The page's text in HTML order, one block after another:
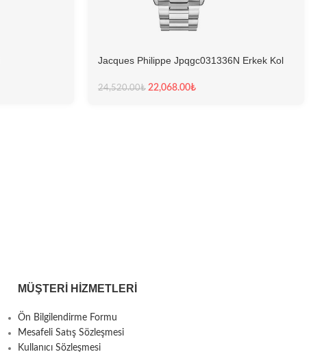
Jacques Philippe Jpqgc031336N Erkek Kol
24,520.00₺ 22,068.00₺
MÜŞTERI HIZMETLERI
Ön Bilgilendirme Formu
Mesafeli Satış Sözleşmesi
Kullanıcı Sözleşmesi